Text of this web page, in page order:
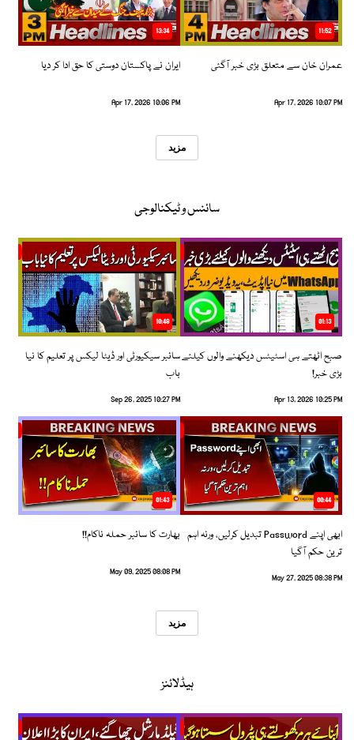
11:52
عمران خان سے متعلق بڑی خبر آگئی
Apr 17, 2026 10:07 PM
13:34
ایران نے پاکستان دوستی کا حق ادا کر دیا
Apr 17, 2026 10:06 PM
مزید
سائنس و ٹیکنالوجی
01:13
صبح اٹھتے ہی اسٹیٹس دیکھنے والوں کیلئے
بڑی خبر!
Apr 13, 2026 10:25 PM
10:48
سائبر سیکیورٹی اور ڈیٹا لیکس پر تعلیم کا نیا
باب
Sep 26, 2025 10:27 PM
00:44
ابھی اپنے Password تبدیل کرلیں، ورنہ اہم
ترین حکم آگیا
May 27, 2025 08:38 PM
01:43
بھارت کا سائبر حملہ ناکام!!
May 09, 2025 08:08 PM
مزید
ہیڈلائنز